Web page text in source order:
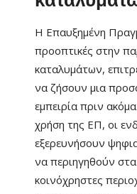
Η Επαυξημένη
προοπτικές στην
καταλυμάτων,
να ζήσουν μια
εμπειρία πριν
χρήση της ΕΠ, οι
εξερευνήσουν
να περιηγηθούν στα
κοινόχρηστες